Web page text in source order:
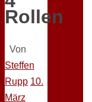
Rollen
Von
Steffen
Rupp 10.
März